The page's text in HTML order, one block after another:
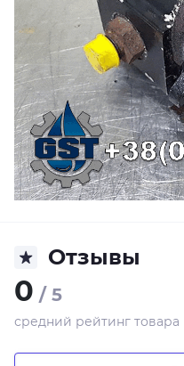
Отзывы
0 / 5
средний рейтинг товара